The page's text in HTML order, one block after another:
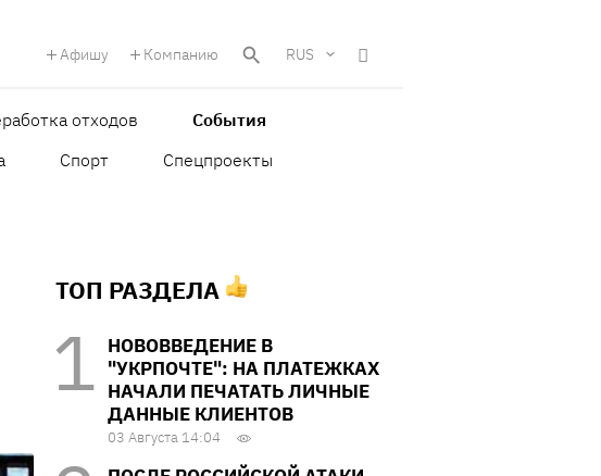
Афишу Компанию RUS
отходов
События
Спорт
Спецпроекты
ТОП РАЗДЕЛА
НОВОВВЕДЕНИЕ В
"УКРПОЧТЕ": НА ПЛАТЕЖКАХ
НАЧАЛИ ПЕЧАТАТЬ ЛИЧНЫЕ
ДАННЫЕ КЛИЕНТОВ
03 Августа 14:04